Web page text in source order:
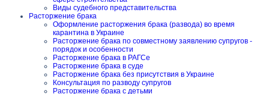
Виды судебного представительства
Расторжение брака
Оформление расторжения брака (развода) во время
карантина в Украине
Расторжение брака по совместному заявлению супругов -
порядок и особенности
Расторжение брака в РАГСе
Расторжение брака в суде
Расторжение брака без присутствия в Украине
Консультация по разводу супругов
Расторжение брака с детьми